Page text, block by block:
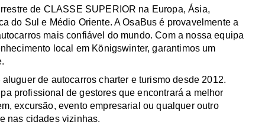
de CLASSE SUPERIOR na Europa, Ásia,
do Sul e Médio Oriente. A OsaBus é provavelmente a
mais confiável do mundo. Com a nossa equipa
local em Königswinter, garantimos um
de autocarros charter e turismo desde 2012.
profissional de gestores que encontrará a melhor
excursão, evento empresarial ou qualquer outro
nas cidades vizinhas.